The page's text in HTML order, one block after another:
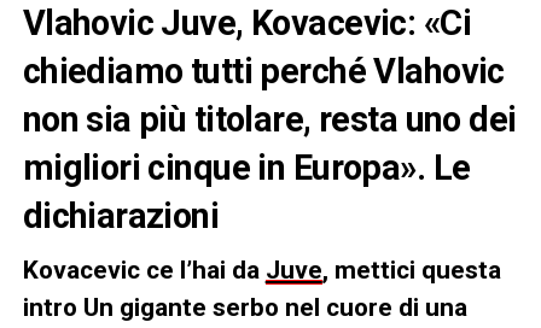
Vlahovic Juve, Kovacevic: «Ci
chiediamo tutti perché Vlahovic
non sia più titolare, resta uno dei
migliori cinque in Europa». Le
dichiarazioni
Kovacevic ce l’hai da Juve, mettici questa
intro Un gigante serbo nel cuore di una